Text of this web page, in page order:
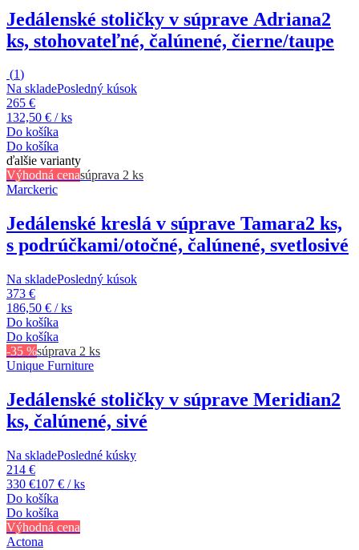
Jedálenské stoličky v súprave Adriana2
ks, stohovateľné, čalúnené, čierne/taupe
(1)
Na skladePosledný kúsok
265 €
132,50 € / ks
Do košíka
Do košíka
ďalšie varianty
Výhodná cenasúprava 2 ks
Marckeric
Jedálenské kreslá v súprave Tamara2 ks,
s podrúčkami/otočné, čalúnené, svetlosivé
Na skladePosledný kúsok
373 €
186,50 € / ks
Do košíka
Do košíka
-35 %súprava 2 ks
Unique Furniture
Jedálenské stoličky v súprave Meridian2
ks, čalúnené, sivé
Na skladePosledné kúsky
214 €
330 €107 € / ks
Do košíka
Do košíka
Výhodná cena
Actona